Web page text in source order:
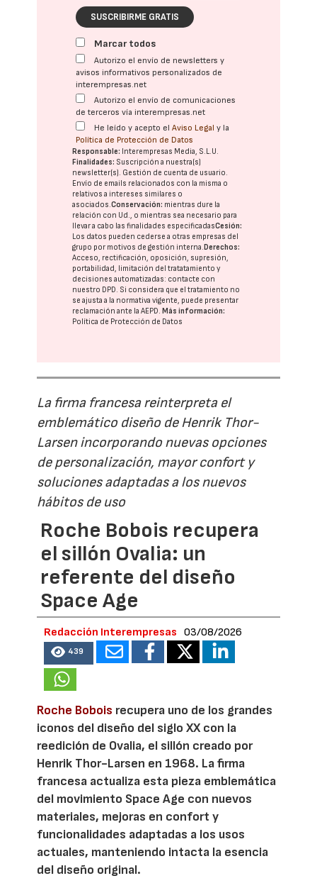
SUSCRIBIRME GRATIS
Marcar todos
Autorizo el envío de newsletters y
avisos informativos personalizados de
interempresas.net
Autorizo el envío de comunicaciones
de terceros vía interempresas.net
He leído y acepto elAviso Legal y la
Política de Protección de Datos
Responsable: Interempresas Media, S.L.U.
Finalidades: Suscripción a nuestra(s)
newsletter(s). Gestión de cuenta de usuario.
Envío de emails relacionados con la misma o
relativos a intereses similares o
asociados.Conservación: mientras dure la
relación con Ud., o mientras sea necesario para
llevar a cabo las finalidades especificadasCesión:
Los datos pueden cederse a otras empresas del
grupo por motivos de gestión interna. Derechos:
Acceso, rectificación, oposición, supresión,
portabilidad, limitación del tratatamiento y
decisiones automatizadas: contacte con
nuestro DPD. Si considera que el tratamiento no
se ajusta a la normativa vigente, puede presentar
reclamación ante laAEPD. Más información:
Política de Protección de Datos
La firma francesa reinterpreta el
emblemático diseño de Henrik Thor-
Larsen incorporando nuevas opciones
de personalización, mayor confort y
soluciones adaptadas a los nuevos
hábitos de uso
Roche Bobois recupera
el sillón Ovalia: un
referente del diseño
Space Age
Redacción Interempresas 03/08/2026
439
Roche Bobois recupera uno de los grandes
iconos del diseño del siglo XX con la
reedición de Ovalia, el sillón creado por
Henrik Thor-Larsen en 1968. La firma
francesa actualiza esta pieza emblemática
del movimiento Space Age con nuevos
materiales, mejoras en confort y
funcionalidades adaptadas a los usos
actuales, manteniendo intacta la esencia
del diseño original.